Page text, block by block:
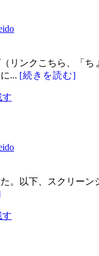
リンクこちら、「
... [続きを読む]
す
。以下、スクリー
す